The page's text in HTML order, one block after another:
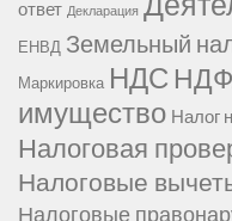
ответ Декларация
ЕНВД Земельный
Маркировка НДС
имущество Налог
Налоговая
Налоговые